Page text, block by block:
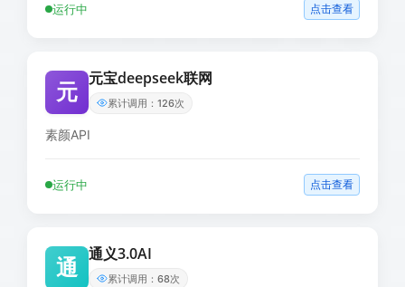
运行中 点击查看
元
元宝deepseek联网
累计调用：126次
素颜API
运行中 点击查看
通
通义3.0AI
累计调用：68次